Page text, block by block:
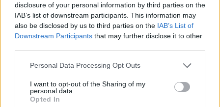
disclosure of your personal information by third parties on the
IAB’s list of downstream participants. This information may
also be disclosed by us to third parties on the IAB’s List of
Downstream Participants that may further disclose it to other
Please note that this website/app uses one or more Google
not limited to your visit or usage behaviour. You may click to
grant or deny consent to Google and its third-party tags to
use your data for below specified purposes in below Google
Personal Data Processing Opt Outs
I want to opt-out of the Sharing of my
personal data.
Opted In
+ 7